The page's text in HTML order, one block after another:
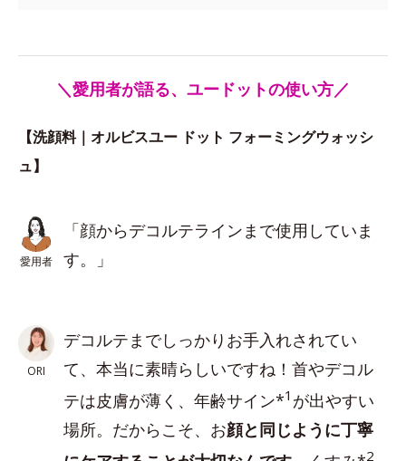
＼愛用者が語る、ユードットの使い方／
【洗顔料｜オルビスユー ドット フォーミングウォッシ
ュ】
愛用者
「顔からデコルテラインまで使用していま
す。」
ORI
デコルテまでしっかりお手入れされてい
て、本当に素晴らしいですね！首やデコル
テは皮膚が薄く、年齢サイン*1 が出やすい
場所。だからこそ、お顔と同じように丁寧
2